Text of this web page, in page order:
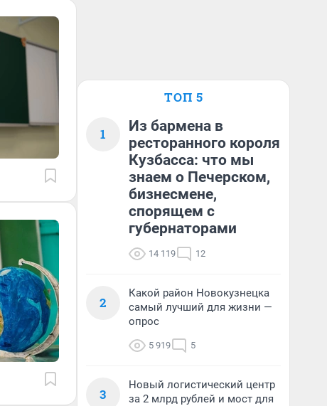
ТОП 5
1
Из бармена в
ресторанного короля
Кузбасса: что мы
знаем о Печерском,
бизнесмене,
спорящем с
губернаторами
14 119 12
2
Какой район Новокузнецка
самый лучший для жизни —
опрос
5 919 5
3
Новый логистический центр
за 2 млрд рублей и мост для